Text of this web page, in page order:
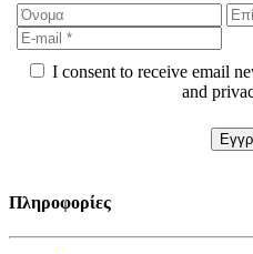
I consent to receive email
and
Πληροφορίες